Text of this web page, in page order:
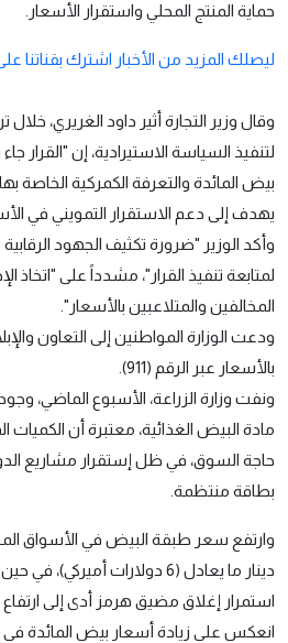
حماية المنتج المحلي واستقرار الأسعار.
ليصلك المزيد من الأخبار اشترك بقناتنا على
وقال وزير التجارة أثير داود الغريري، خلال
لتنفيذ السياسة الاستيرادية، إن "القرار
بيض المائدة والتعرفة الكمركية الخاصة
يهدف إلى دعم الاستقرار التمويني في
وأكد الوزير "ضرورة تكثيف الجهود
لمتابعة تنفيذ القرار"، مشدداً على "اتخاذ
المخالفين والمتلاعبين بالأسعار".
ودعت الوزارة المواطنين إلى التعاون
بالأسعار عبر الرقم (911).
ونفت وزارة الزراعة، الأسبوع الماضي،
مادة البيض الغذائية، معتبرة أن الكميات
حاجة السوق، في ظل إستقرار مشاريع
بطاقة منتظمة.
دينار ما يعادل (6 دولارات
استمرار إغلاق مضيق هرمز أدى إلى
انعكس على زيادة أسعار بيض المائدة في